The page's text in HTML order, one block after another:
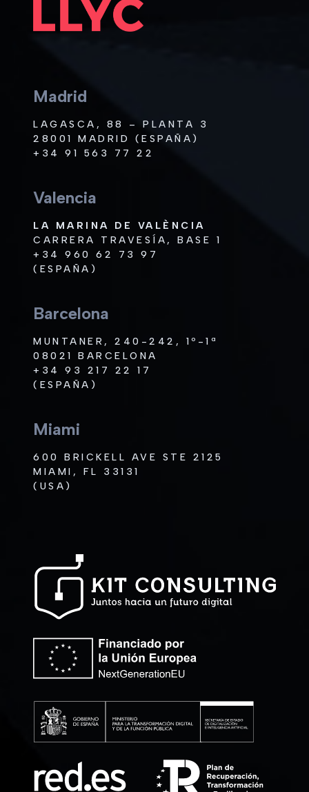
Madrid
LAGASCA, 88 – PLANTA 3
28001 MADRID (ESPAÑA)
+34 91 563 77 22
Valencia
LA MARINA DE VALÈNCIA
CARRERA TRAVESÍA, BASE 1
+34 960 62 73 97
(ESPAÑA)
Barcelona
MUNTANER, 240-242, 1º-1ª
08021 BARCELONA
+34 93 217 22 17
(ESPAÑA)
Miami
600 BRICKELL AVE STE 2125
MIAMI, FL 33131
(USA)